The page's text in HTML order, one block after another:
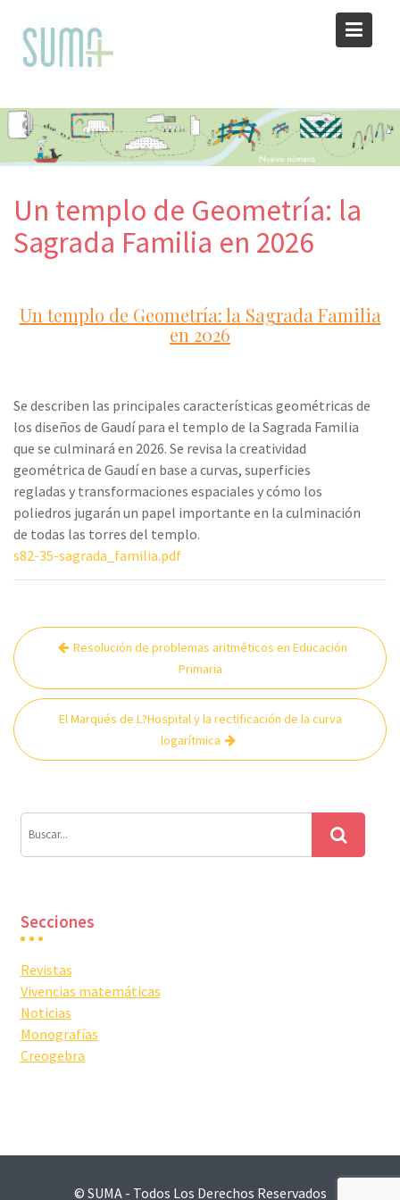
content
Un templo de Geometría: la
Sagrada Familia en 2026
Un templo de Geometría: la Sagrada Familia
en 2026
Se describen las principales características geométricas de
los diseños de Gaudí para el templo de la Sagrada Familia
que se culminará en 2026. Se revisa la creatividad
geométrica de Gaudí en base a curvas, superficies
regladas y transformaciones espaciales y cómo los
poliedros jugarán un papel importante en la culminación
de todas las torres del templo.
s82-35-sagrada_familia.pdf
Navegación
de
entradas
Resolución de problemas aritméticos en Educación
Primaria
El Marqués de L?Hospital y la rectificación de la curva
logarítmica
Secciones
Revistas
Vivencias matemáticas
Noticias
Monografías
Creogebra
© SUMA - Todos Los Derechos Reservados